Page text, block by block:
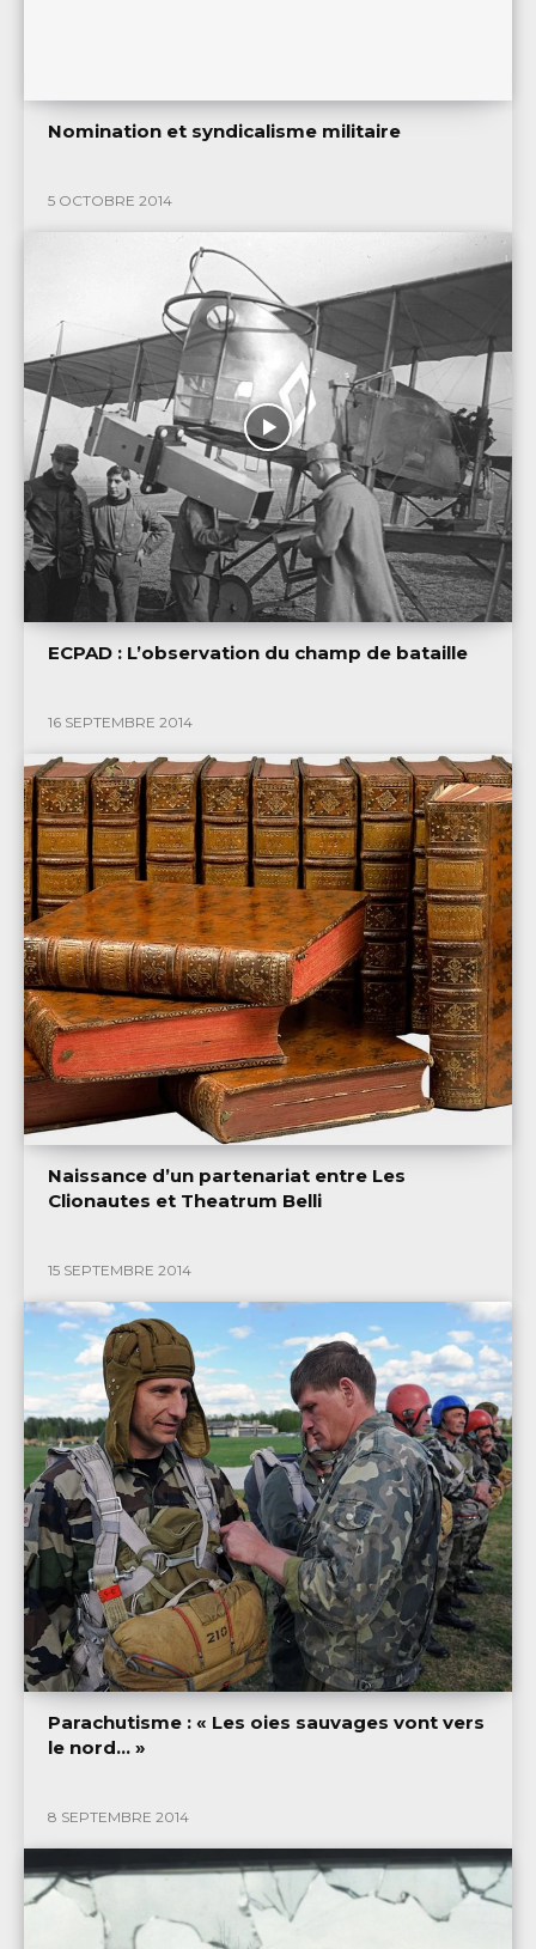
Nomination et syndicalisme militaire
5 OCTOBRE 2014
ECPAD : L’observation du champ de bataille
16 SEPTEMBRE 2014
Naissance d’un partenariat entre Les
Clionautes et Theatrum Belli
15 SEPTEMBRE 2014
Parachutisme : « Les oies sauvages vont vers
le nord… »
8 SEPTEMBRE 2014